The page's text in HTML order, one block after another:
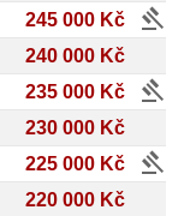
245 000 Kč gavel
240 000 Kč
235 000 Kč gavel
230 000 Kč
225 000 Kč gavel
220 000 Kč